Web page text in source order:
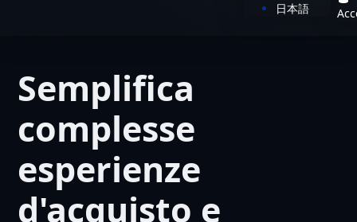
日本語
Semplifica
complesse
esperienze
d'acquisto e